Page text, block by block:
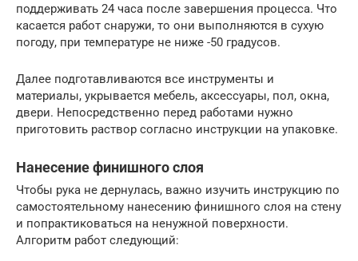
поддерживать 24 часа после завершения процесса. Что
касается работ снаружи, то они выполняются в сухую
погоду, при температуре не ниже -50 градусов.
Далее подготавливаются все инструменты и
материалы, укрывается мебель, аксессуары, пол, окна,
двери. Непосредственно перед работами нужно
приготовить раствор согласно инструкции на упаковке.
Нанесение финишного слоя
Чтобы рука не дернулась, важно изучить инструкцию по
самостоятельному нанесению финишного слоя на стену
и попрактиковаться на ненужной поверхности.
Алгоритм работ следующий: